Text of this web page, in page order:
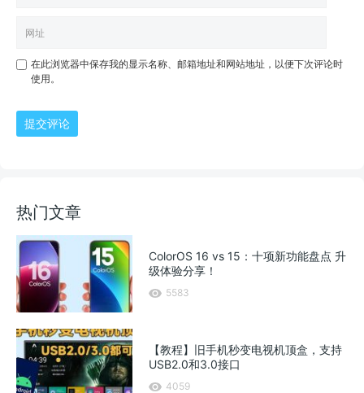
在此浏览器中保存我的显示名称、邮箱地址和网站地址，以便下次评论时
使用。
提交评论
热门文章
ColorOS 16 vs 15：十项新功能盘点 升
级体验分享！
5583
【教程】旧手机秒变电视机顶盒，支持
USB2.0和3.0接口
4059